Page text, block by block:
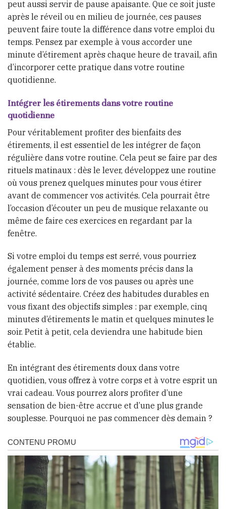
peut aussi servir de pause apaisante. Que ce soit juste
après le réveil ou en milieu de journée, ces pauses
peuvent faire toute la différence dans votre emploi du
temps. Pensez par exemple à vous accorder une
minute d’étirement après chaque heure de travail, afin
d’incorporer cette pratique dans votre routine
quotidienne.
Intégrer les étirements dans votre routine
quotidienne
Pour véritablement profiter des bienfaits des
étirements, il est essentiel de les intégrer de façon
régulière dans votre routine. Cela peut se faire par des
rituels matinaux : dès le lever, développez une routine
où vous prenez quelques minutes pour vous étirer
avant de commencer vos activités. Cela pourrait être
l’occasion d’écouter un peu de musique relaxante ou
même de faire ces exercices en regardant par la
fenêtre.
Si votre emploi du temps est serré, vous pourriez
également penser à des moments précis dans la
journée, comme lors de vos pauses ou après une
activité sédentaire. Créez des habitudes durables en
vous fixant des objectifs simples : par exemple, cinq
minutes d’étirements le matin et quelques minutes le
soir. Petit à petit, cela deviendra une habitude bien
établie.
En intégrant des étirements doux dans votre
quotidien, vous offrez à votre corps et à votre esprit un
vrai cadeau. Vous pourrez alors profiter d’une
sensation de bien-être accrue et d’une plus grande
souplesse. Pourquoi ne pas commencer dès demain ?